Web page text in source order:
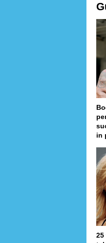
in
25